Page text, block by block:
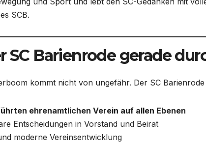
SCB.
SC Barienrode gerade
kommt nicht von ungefähr. Der SC
ehrenamtlichen Verein auf allen Ebenen
Entscheidungen in Vorstand und Beirat
moderne Vereinsentwicklung